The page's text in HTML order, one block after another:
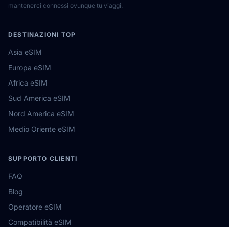
mantenerci connessi ovunque tu viaggi.
DESTINAZIONI TOP
Asia eSIM
Europa eSIM
Africa eSIM
Sud America eSIM
Nord America eSIM
Medio Oriente eSIM
SUPPORTO CLIENTI
FAQ
Blog
Operatore eSIM
Compatibilità eSIM